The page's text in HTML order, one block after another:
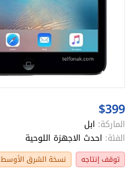
$399
الماركة: ابل
الفئة: احدث الاجهزة اللوحية
توقف إنتاجه نسخة الشرق الأوسط